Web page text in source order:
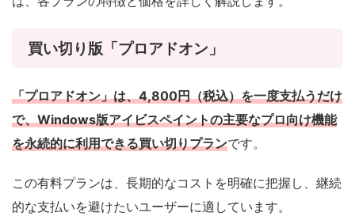
買い切り版「プロアドオン」
「プロアドオン」は、4,800円（税込）を一度支払うだけ
で、Windows版アイビスペイントの主要なプロ向け機能
を永続的に利用できる買い切りプランです。
この有料プランは、長期的なコストを明確に把握し、継続
的な支払いを避けたいユーザーに適しています。